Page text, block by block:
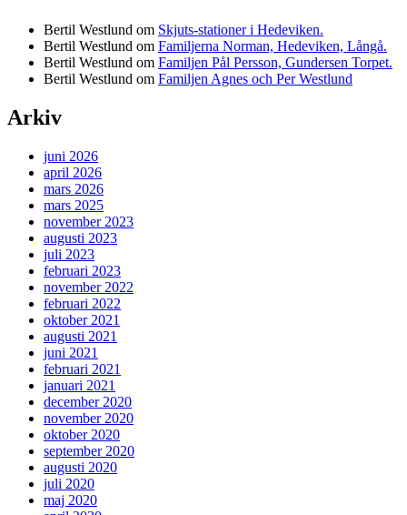
Bertil Westlund om Skjuts-stationer i Hedeviken.
Bertil Westlund om Familjerna Norman, Hedeviken, Långå.
Bertil Westlund om Familjen Pål Persson, Gundersen Torpet.
Bertil Westlund om Familjen Agnes och Per Westlund
Arkiv
juni 2026
april 2026
mars 2026
mars 2025
november 2023
augusti 2023
juli 2023
februari 2023
november 2022
februari 2022
oktober 2021
augusti 2021
juni 2021
februari 2021
januari 2021
december 2020
november 2020
oktober 2020
september 2020
augusti 2020
juli 2020
maj 2020